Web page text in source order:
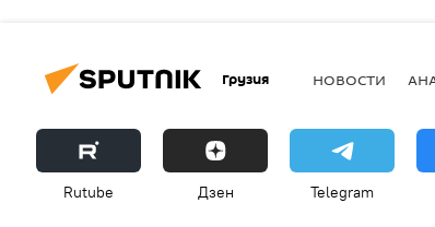
Грузия НОВОСТИ
Rutube Дзен Telegram